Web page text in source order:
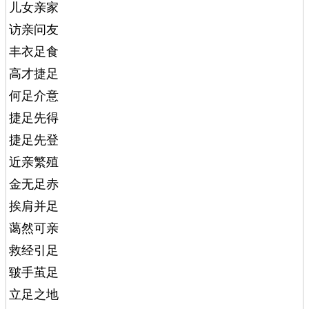
儿女亲家
访亲问友
丰衣足食
高才捷足
何足介意
捷足先得
捷足先登
近亲繁殖
金无足赤
挨肩并足
蔼然可亲
救经引足
皲手茧足
立足之地